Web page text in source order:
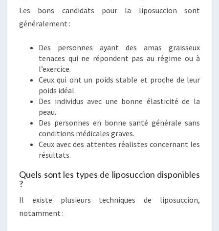
Les bons candidats pour la liposuccion sont
généralement :
Des personnes ayant des amas graisseux
tenaces qui ne répondent pas au régime ou à
l’exercice.
Ceux qui ont un poids stable et proche de leur
poids idéal.
Des individus avec une bonne élasticité de la
peau.
Des personnes en bonne santé générale sans
conditions médicales graves.
Ceux avec des attentes réalistes concernant les
résultats.
Quels sont les types de liposuccion disponibles
?
Il existe plusieurs techniques de liposuccion,
notamment :